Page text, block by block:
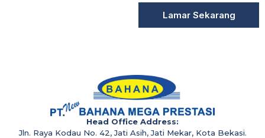
Lamar Sekarang
Head Office Address:
Jln. Raya Kodau No. 42, Jati Asih, Jati Mekar, Kota Bekasi.